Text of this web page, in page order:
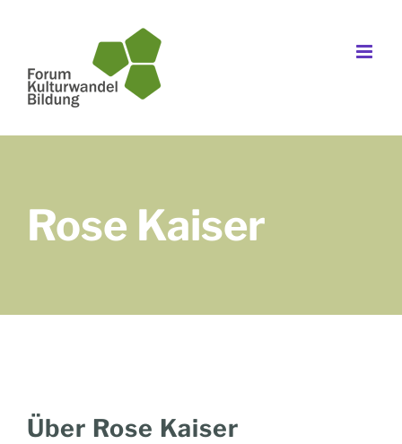
springen
Rose Kaiser
Über Rose Kaiser